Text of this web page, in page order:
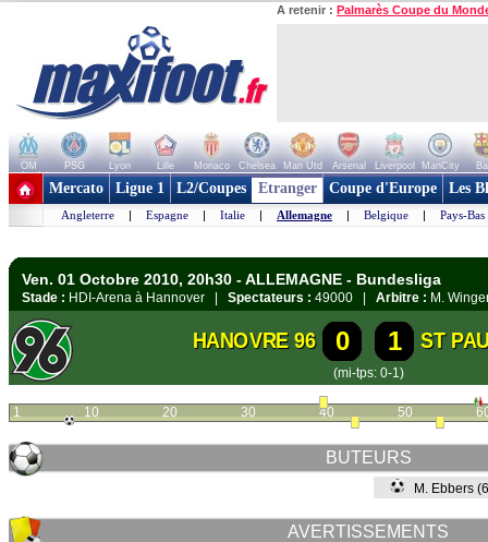
A retenir : Palmarès Coupe du
OM PSG Lyon Lille Monaco Chelsea Man Utd Arsenal Liverpool ManCity
+ de clubs
Mercato Ligue 1 L2/Coupes Etranger Coupe d'Europe Les
Angleterre | Espagne | Italie | Allemagne | Belgique | Pays-Bas
Ven. 01 Octobre 2010, 20h30 - ALLEMAGNE - Bundesliga
Stade : HDI-Arena à Hannover | Spectateurs : 49000 | Arbitre : M.
HANOVRE 96 0 1 ST
(mi-tps: 0-1)
1 10 20 30 40 50
BUTEURS
M. Ebbers
AVERTISSEMENTS